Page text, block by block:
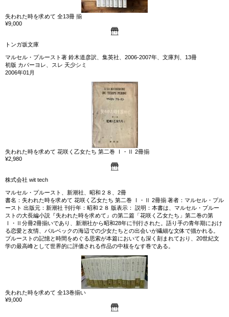
失われた時を求めて 全13冊 揃
¥9,000
トンガ坂文庫
マルセル・プルースト著 鈴木道彦訳、集英社、2006-2007年、文庫判、13冊
初版 カバーヨレ、スレ 天少シミ
2006年01月
失われた時を求めて 花咲く乙女たち 第二巻 Ⅰ・Ⅱ 2冊揃
¥2,980
株式会社 wit tech
マルセル・プルースト、新潮社、昭和２８、2冊
書名：失われた時を求めて 花咲く乙女たち 第二巻 Ⅰ・Ⅱ 2冊揃 著者：マルセル・プル
ースト 出版元：新潮社 刊行年：昭和２８ 版表示： 説明：本書は、マルセル・プルー
ストの大長編小説『失われた時を求めて』の第二篇「花咲く乙女たち」第二巻の第
Ⅰ・Ⅱ分冊2冊揃いであり、新潮社から昭和28年に刊行された。語り手の青年期におけ
る恋愛と友情、バルベックの海辺での少女たちとの出会いが繊細な文体で描かれる。
プルーストの記憶と時間をめぐる思索が本篇においても深く刻まれており、20世紀文
学の最高峰として世界的に評価される作品の中核をなす巻である。
失われた時を求めて 全13巻揃い
¥9,000